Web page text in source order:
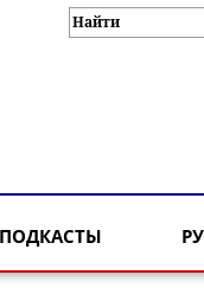
ПОДКАСТЫ